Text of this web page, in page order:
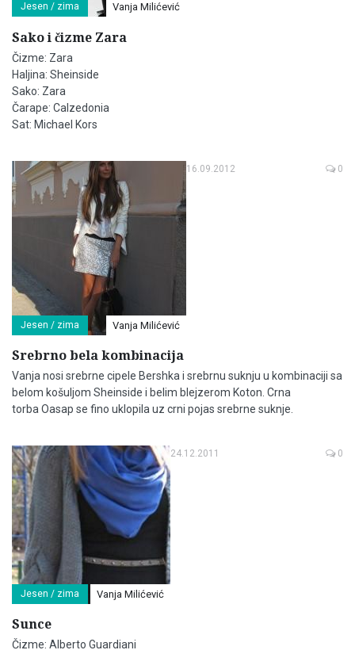
Jesen / zima Vanja Milićević
Sako i čizme Zara
Čizme: Zara
Haljina: Sheinside
Sako: Zara
Čarape: Calzedonia
Sat: Michael Kors
Jesen / zima Vanja Milićević
16.09.2012 0
Srebrno bela kombinacija
Vanja nosi srebrne cipele Bershka i srebrnu suknju u kombinaciji sa
belom košuljom Sheinside i belim blejzerom Koton. Crna
torba Oasap se fino uklopila uz crni pojas srebrne suknje.
Jesen / zima Vanja Milićević
24.12.2011 0
Sunce
Čizme: Alberto Guardiani